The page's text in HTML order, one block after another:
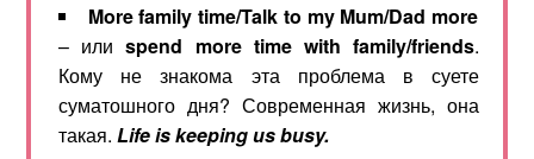
More family time/Talk to my Mum/Dad more
– илиspend more time with family/friends.
Кому не знакома эта проблема в суете
суматошного дня? Современная жизнь, она
такая.Life is keeping us busy.